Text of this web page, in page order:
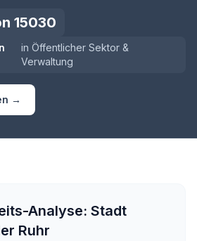
15030
inÖffentlicher Sektor &
Verwaltung
→
Analyse: Stadt
Ruhr